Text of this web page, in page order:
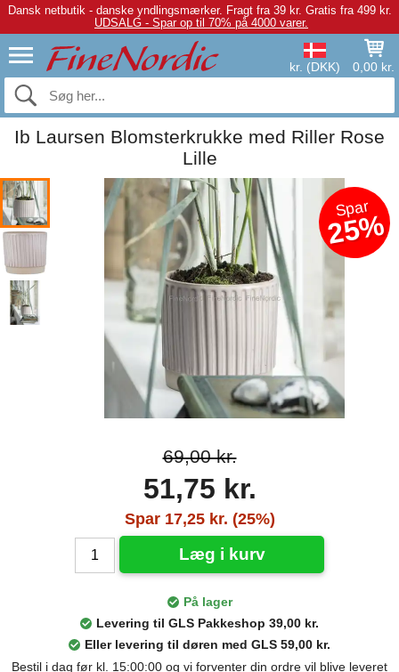
Dansk netbutik - danske yndlingsmærker. Fragt fra 39 kr. Gratis fra 499 kr.
UDSALG - Spar op til 70% på 4000 varer.
kr. (DKK) 0,00 kr.
Ib Laursen Blomsterkrukke med Riller Rose
Lille
Spar
25%
69,00 kr.
51,75 kr.
Spar 17,25 kr. (25%)
Læg i kurv
På lager
Levering til GLS Pakkeshop 39,00 kr.
Eller levering til døren med GLS 59,00 kr.
Bestil i dag før kl. 15:00:00 og vi forventer din ordre vil blive leveret